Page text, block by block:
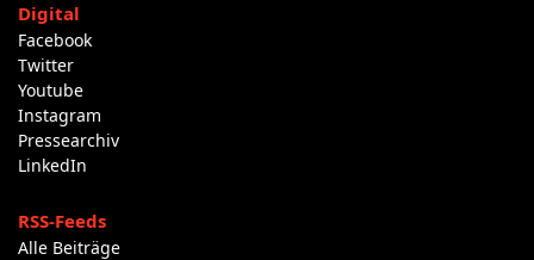
Digital
Facebook
Twitter
Youtube
Instagram
Pressearchiv
LinkedIn
RSS-Feeds
Alle Beiträge